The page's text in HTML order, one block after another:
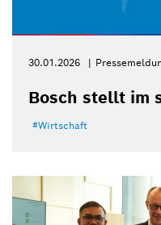
30.01.2026
Bosch stellt im
Wirtschaft